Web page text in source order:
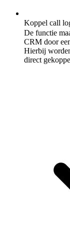
Koppel call
De functie
CRM door
Hierbij
direct